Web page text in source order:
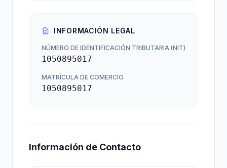
INFORMACIÓN LEGAL
NÚMERO DE IDENTIFICACIÓN TRIBUTARIA (NIT)
1050895017
MATRÍCULA DE COMERCIO
1050895017
Información de Contacto